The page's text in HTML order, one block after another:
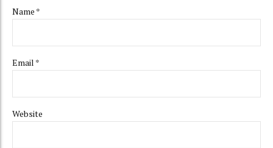
Name *
Email *
Website